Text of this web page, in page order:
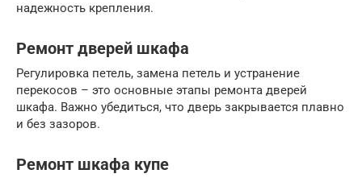
надежность крепления.
Ремонт дверей шкафа
Регулировка петель, замена петель и устранение
перекосов – это основные этапы ремонта дверей
шкафа. Важно убедиться, что дверь закрывается плавно
и без зазоров.
Ремонт шкафа купе